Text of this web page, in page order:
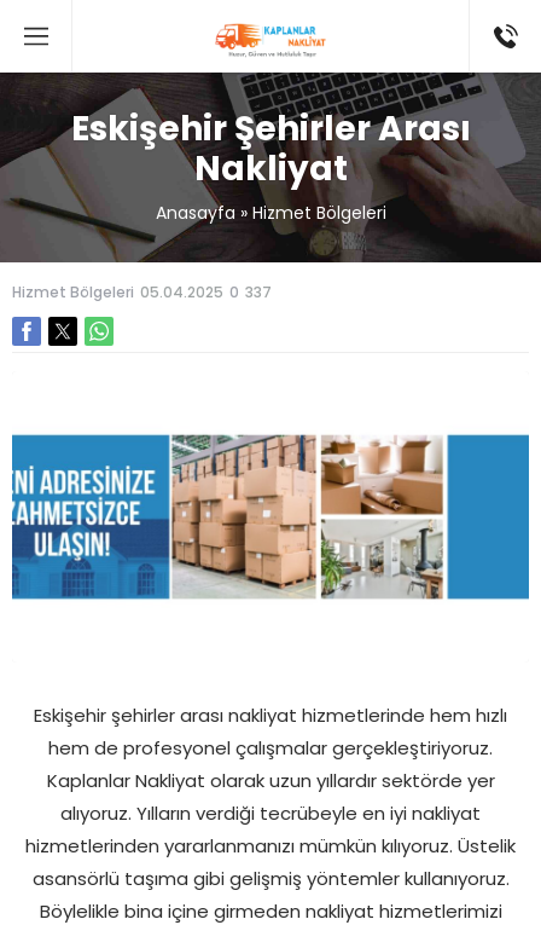
Eskişehir Şehirler Arası
Nakliyat
Anasayfa» Hizmet Bölgeleri
Hizmet Bölgeleri 05.04.2025 0 337
Eskişehir şehirler arası nakliyat hizmetlerinde hem hızlı
hem de profesyonel çalışmalar gerçekleştiriyoruz.
Kaplanlar Nakliyat olarak uzun yıllardır sektörde yer
alıyoruz. Yılların verdiği tecrübeyle en iyi nakliyat
hizmetlerinden yararlanmanızı mümkün kılıyoruz. Üstelik
asansörlü taşıma gibi gelişmiş yöntemler kullanıyoruz.
Böylelikle bina içine girmeden nakliyat hizmetlerimizi